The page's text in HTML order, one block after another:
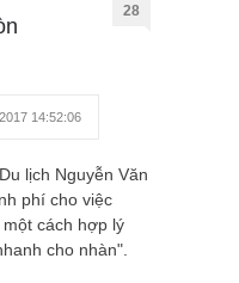
28
14:52:06
lịch Nguyễn Văn
phí cho việc
cách hợp lý
cho nhàn".